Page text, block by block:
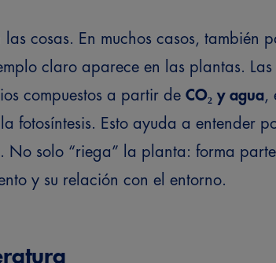
cosas. En muchos casos, también
claro aparece en las plantas.
compuestos a partir de CO₂ y agua,
fotosíntesis. Esto ayuda a entender
No solo “riega” la planta: forma
y su relación con el entorno.